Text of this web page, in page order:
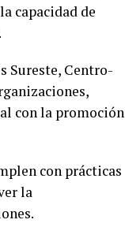
capacidad de
Sureste, Centro-
con la promoción
con prácticas
la